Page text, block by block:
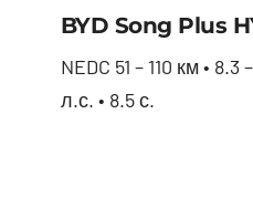
BYD Song Plus
NEDC 51 – 110 км • 8.3
л.с. • 8.5 с.